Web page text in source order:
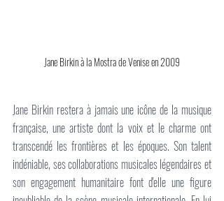
Jane Birkin à la Mostra de Venise en 2009
Jane Birkin restera à jamais une icône de la musique
française, une artiste dont la voix et le charme ont
transcendé les frontières et les époques. Son talent
indéniable, ses collaborations musicales légendaires et
son engagement humanitaire font d'elle une figure